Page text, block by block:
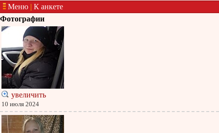
Меню | К анкете
Фотографии
увеличить
10 июля 2024